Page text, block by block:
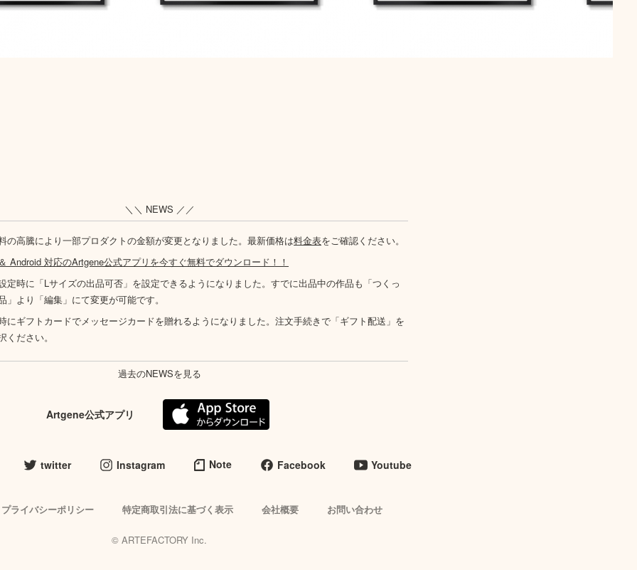
＼＼ NEWS ／／
の高騰により一部プロダクトの金額が変更となりました。最新価格は料金表をご確認ください。
Android 対応のArtgene公式アプリを今すぐ無料でダウンロード！！
定時に「Lサイズの出品可否」を設定できるようになりました。すでに出品中の作品も「つくっ
」より「編集」にて変更が可能です。
にギフトカードでメッセージカードを贈れるようになりました。注文手続きで「ギフト配送」を
ください。
過去のNEWSを見る
Artgene公式アプリ
twitter Instagram Note Facebook Youtube
プライバシーポリシー 特定商取引法に基づく表示 会社概要 お問い合わせ
© ARTEFACTORY Inc.